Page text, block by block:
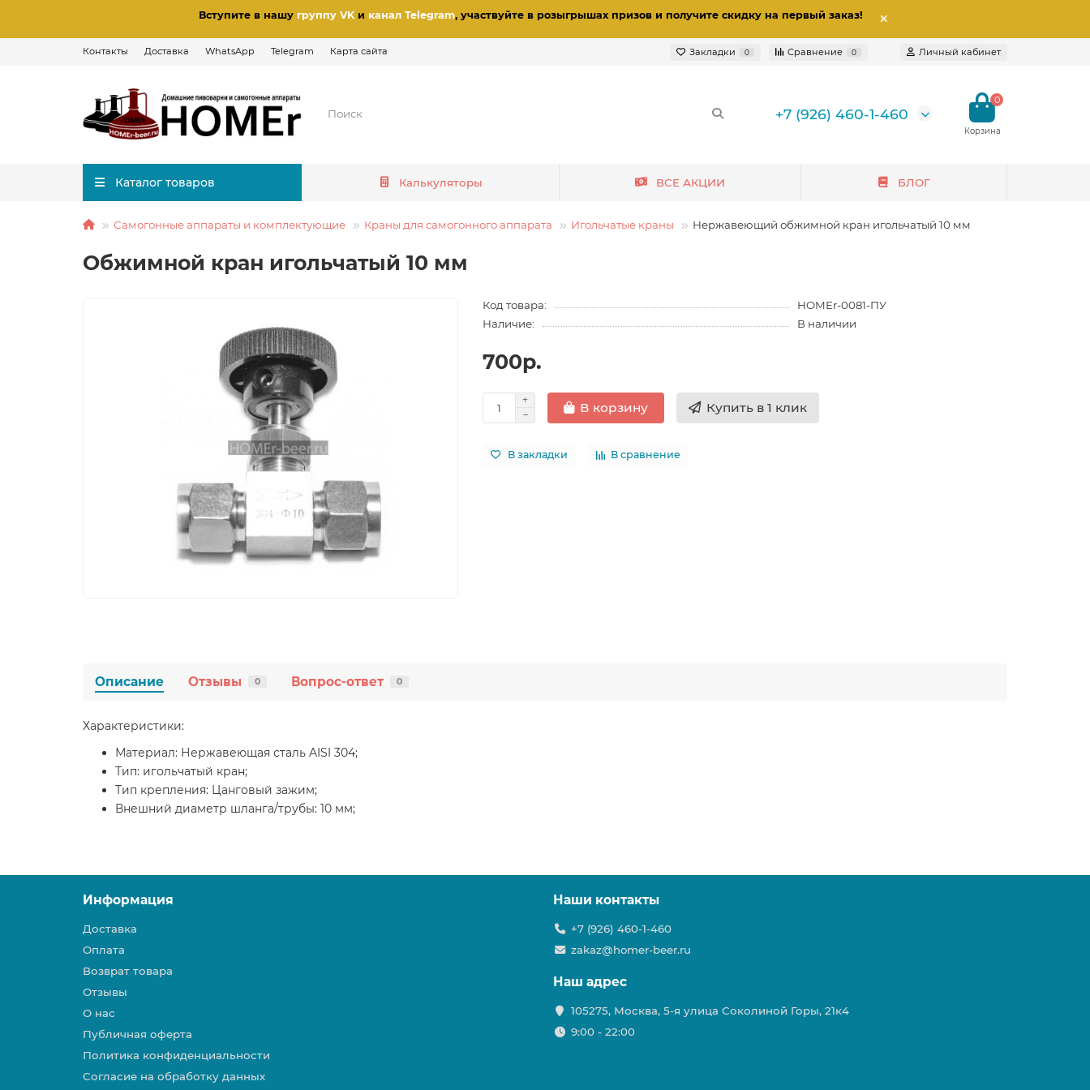
Вступите в нашу группу VKи канал Telegram, участвуйте в розыгрышах призов и получите скидку на первый заказ!
Контакты Доставка WhatsApp Telegram Карта сайта Закладки 0 Сравнение 0 Личный кабинет
+7 (926) 460-1-460
0
Каталог товаров Калькуляторы ВСЕ АКЦИИ БЛОГ
Самогонные аппараты и комплектующие Краны для самогонного аппарата Игольчатые краны Нержавеющий обжимной кран игольчатый 10 мм
Обжимной кран игольчатый 10 мм
Код товара:
HOMEr-0081-ПУ
Наличие:
В наличии
700р.
В корзину Купить в 1 клик
В закладки В сравнение
Описание Отзывы 0 Вопрос-ответ 0
Характеристики:
Материал: Нержавеющая сталь AISI 304;
Тип: игольчатый кран;
Тип крепления: Цанговый зажим;
Внешний диаметр шланга/трубы: 10 мм;
Информация
Доставка
Оплата
Возврат товара
Отзывы
О нас
Публичная оферта
Политика конфиденциальности
Согласие на обработку данных
Наши контакты
+7 (926) 460-1-460
zakaz@homer-beer.ru
Наш адрес
105275, Москва, 5-я улица Соколиной Горы, 21к4
9:00 - 22:00